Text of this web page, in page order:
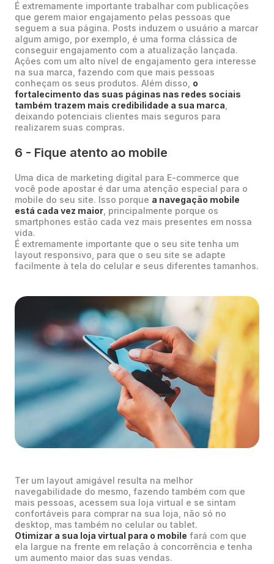
É extremamente importante trabalhar com publicações
que gerem maior engajamento pelas pessoas que
seguem a sua página. Posts induzem o usuário a marcar
algum amigo, por exemplo, é uma forma clássica de
conseguir engajamento com a atualização lançada.
Ações com um alto nível de engajamento gera interesse
na sua marca, fazendo com que mais pessoas
conheçam os seus produtos. Além disso, o
fortalecimento das suas páginas nas redes sociais
também trazem mais credibilidade a sua marca
deixando potenciais clientes mais seguros para
realizarem suas compras.
6 - Fique atento ao mobile
Uma dica de marketing digital para E-commerce que
você pode apostar é dar uma atenção especial para o
mobile do seu site. Isso porque a navegação mobile
está cada vez maior , principalmente porque os
smartphones estão cada vez mais presentes em nossa
vida.
É extremamente importante que o seu site tenha um
layout responsivo, para que o seu site se adapte
facilmente à tela do celular e seus diferentes tamanhos.
Ter um layout amigável resulta na melhor
navegabilidade do mesmo, fazendo também com que
mais pessoas, acessem sua loja virtual e se sintam
confortáveis para comprar na sua loja, não só no
desktop, mas também no celular ou tablet.
Otimizar a sua loja virtual para o mobile fará com que
ela largue na frente em relação à concorrência e tenha
um aumento maior das suas vendas.